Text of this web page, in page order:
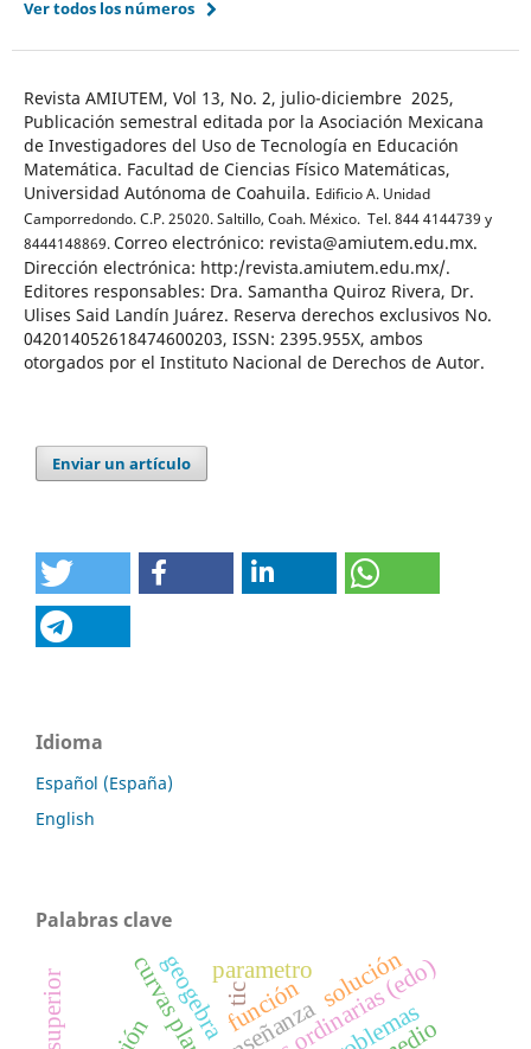
Ver todos los números
Revista AMIUTEM, Vol 13, No. 2, julio-diciembre 2025,
Publicación semestral editada por la Asociación Mexicana
de Investigadores del Uso de Tecnología en Educación
Matemática. Facultad de Ciencias Físico Matemáticas,
Universidad Autónoma de Coahuila. Edificio A. Unidad
Camporredondo. C.P. 25020. Saltillo, Coah. México. Tel. 844 4144739 y
8444148869.Correo electrónico: revista@amiutem.edu.mx.
Dirección electrónica: http:/revista.amiutem.edu.mx/.
Editores responsables: Dra. Samantha Quiroz Rivera, Dr.
Ulises Said Landín Juárez. Reserva derechos exclusivos No.
042014052618474600203, ISSN: 2395.955X, ambos
otorgados por el Instituto Nacional de Derechos de Autor.
Enviar un artículo
Idioma
Español (España)
English
Palabras clave
enseñanza
curvas planas
geogebrafunción solución
tic
parametro